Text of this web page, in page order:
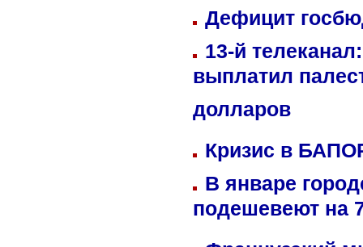
Дефицит
13-й
выплатил
долларов
Кризис в
В январе
подешевеют на